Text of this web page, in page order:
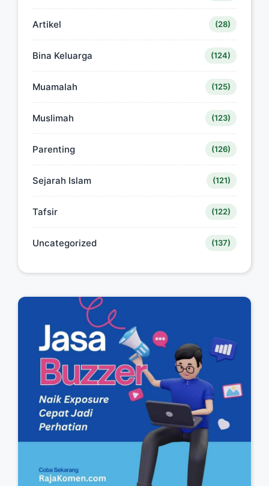
Artikel (28)
Bina Keluarga (124)
Muamalah (125)
Muslimah (123)
Parenting (126)
Sejarah Islam (121)
Tafsir (122)
Uncategorized (137)